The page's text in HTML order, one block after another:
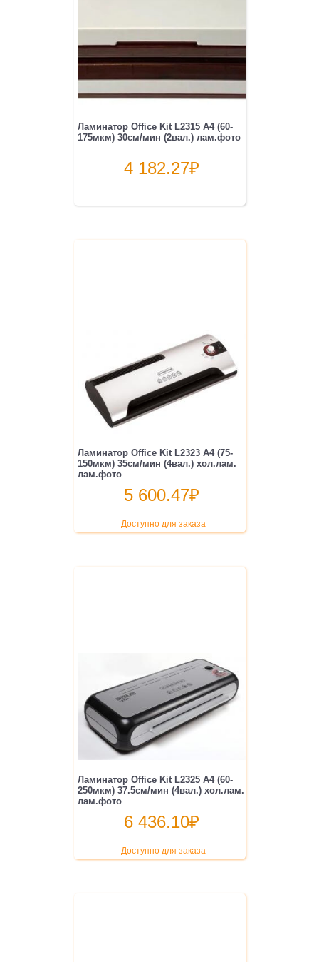
Ламинатор Office Kit L2315 A4 (60-
175мкм) 30см/мин (2вал.) лам.фото
4 182.27₽
Ламинатор Office Kit L2323 A4 (75-
150мкм) 35см/мин (4вал.) хол.лам.
лам.фото
5 600.47₽
Доступно для заказа
Ламинатор Office Kit L2325 A4 (60-
250мкм) 37.5см/мин (4вал.) хол.лам.
лам.фото
6 436.10₽
Доступно для заказа